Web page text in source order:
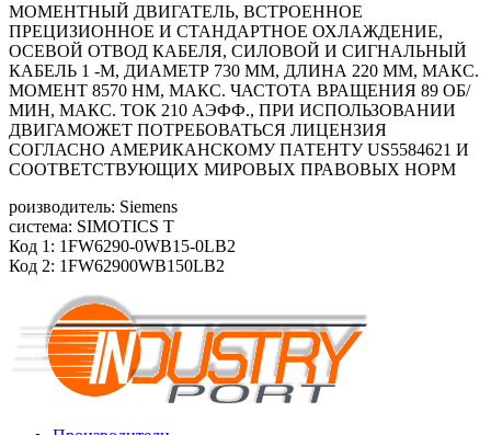
МОМЕНТНЫЙ ДВИГАТЕЛЬ, ВСТРОЕННОЕ
ПРЕЦИЗИОННОЕ И СТАНДАРТНОЕ ОХЛАЖДЕНИЕ,
ОСЕВОЙ ОТВОД КАБЕЛЯ, СИЛОВОЙ И СИГНАЛЬНЫЙ
КАБЕЛЬ 1 -М, ДИАМЕТР 730 ММ, ДЛИНА 220 ММ, МАКС.
МОМЕНТ 8570 HM, МАКС. ЧАСТОТА ВРАЩЕНИЯ 89 ОБ/
МИН, МАКС. ТОК 210 АЭФФ., ПРИ ИСПОЛЬЗОВАНИИ
ДВИГАМОЖЕТ ПОТРЕБОВАТЬСЯ ЛИЦЕНЗИЯ
СОГЛАСНО АМЕРИКАНСКОМУ ПАТЕНТУ US5584621 И
СООТВЕТСТВУЮЩИХ МИРОВЫХ ПРАВОВЫХ НОРМ
роизводитель: Siemens
система: SIMOTICS T
Код 1: 1FW6290-0WB15-0LB2
Код 2: 1FW62900WB150LB2